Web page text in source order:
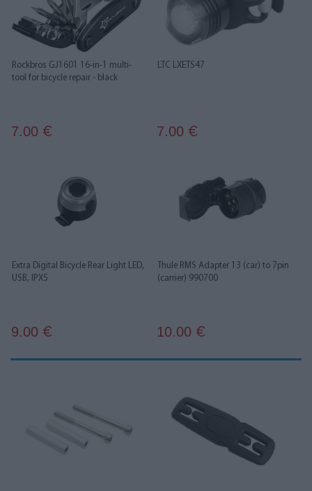
Rockbros GJ1601 16-in-1 multi-
tool for bicycle repair - black
7.00 €
LTC LXETS47
7.00 €
Extra Digital Bicycle Rear Light LED,
USB, IPX5
9.00 €
Thule RMS Adapter 13 (car) to 7pin
(carrier) 990700
10.00 €